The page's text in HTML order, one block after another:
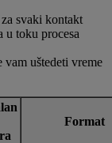
za svaki kontakt
u toku procesa
uštedeti vreme
Format